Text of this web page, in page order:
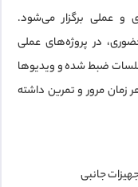
و عملیبرگزار می‌شود.
در پروژه‌های عملی
ضبط شدهو ویدیوها
زمان مرور و تمرین داشته
جانبی